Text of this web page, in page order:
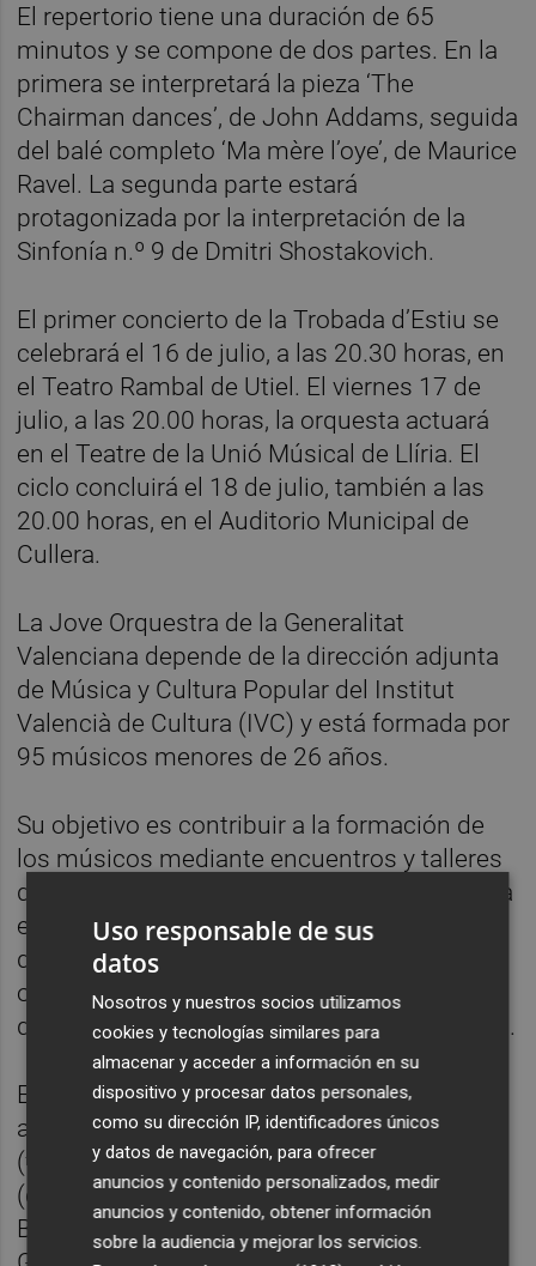
El repertorio tiene una duración de 65
minutos y se compone de dos partes. En la
primera se interpretará la pieza ‘The
Chairman dances’, de John Addams, seguida
del balé completo ‘Ma mère l’oye’, de Maurice
Ravel. La segunda parte estará
protagonizada por la interpretación de la
Sinfonía n.º 9 de Dmitri Shostakovich.
El primer concierto de la Trobada d’Estiu se
celebrará el 16 de julio, a las 20.30 horas, en
el Teatro Rambal de Utiel. El viernes 17 de
julio, a las 20.00 horas, la orquesta actuará
en el Teatre de la Unió Músical de Llíria. El
ciclo concluirá el 18 de julio, también a las
20.00 horas, en el Auditorio Municipal de
Cullera.
La Jove Orquestra de la Generalitat
Valenciana depende de la dirección adjunta
de Música y Cultura Popular del Institut
Valencià de Cultura (IVC) y está formada por
95 músicos menores de 26 años.
Su objetivo es contribuir a la formación de
los músicos mediante encuentros y talleres
dirigidos por destacados profesores de cada
especialidad instrumental. En su repertorio
destaca la presencia de música actual y las
obras de compositores valencianos, a las
que ha dedicado su producción discográfica.
En concreto, en la Trobada d’Estiu de este
año participan los profesores Ángel Marzal
(flauta), Rafa Cuellar (oboe), Voro Peris
(clarinete), Juan E. Sapiña (fagot), Vicente
Balaguer y Ana Sanchis (violines), Francesc
Uso responsable de sus
datos
Nosotros y nuestros socios utilizamos
cookies y tecnologías similares para
almacenar y acceder a información en su
dispositivo y procesar datos personales,
como su dirección IP, identificadores únicos
y datos de navegación, para ofrecer
anuncios y contenido personalizados, medir
anuncios y contenido, obtener información
sobre la audiencia y mejorar los servicios.